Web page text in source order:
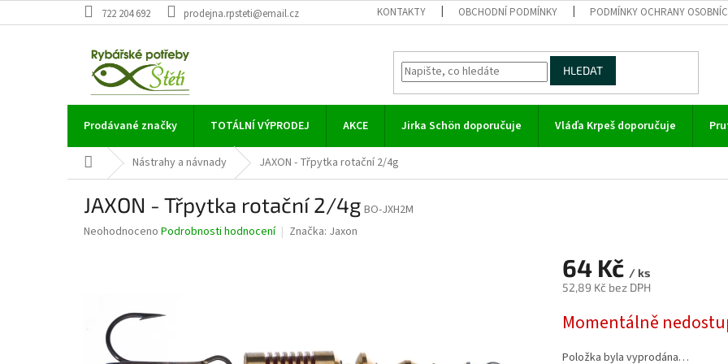
na
722 204 692 prodejna.rpsteti@email.cz KONTAKTY OBCHODNÍ PODMÍNKY PODMÍNKY OCHRANY
HLEDAT
Prodávané značky TOTÁLNÍ VÝPRODEJ AKCE Jirka Schön doporučuje Vláďa Krpeš doporučuje
Domů Nástrahy a návnady JAXON - Třpytka rotační 2/4g
JAXON - Třpytka rotační 2/4g BO-JXH2M
Průměrné
hvězdiček.
Neohodnoceno Podrobnosti hodnocení Značka: Jaxon
64 Kč / ks
52,89 Kč bez DPH
cena:
Momentálně
Položka byla vyprodána…